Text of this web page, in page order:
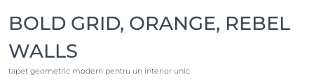
BOLD GRID, ORANGE, REBEL
WALLS
tapet geometric modern pentru un interior unic